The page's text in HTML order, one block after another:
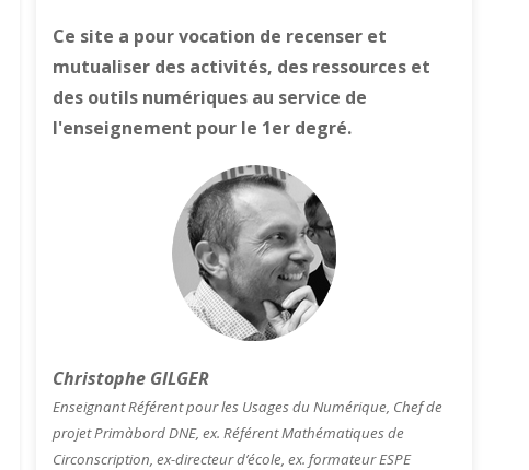
Ce site a pour vocation de recenser et
mutualiser des activités, des ressources et
des outils numériques au service de
l'enseignement pour le 1er degré.
Christophe GILGER
Enseignant Référent pour les Usages du Numérique, Chef de
projet Primàbord DNE, ex. Référent Mathématiques de
Circonscription, ex-directeur d’école, ex. formateur ESPE